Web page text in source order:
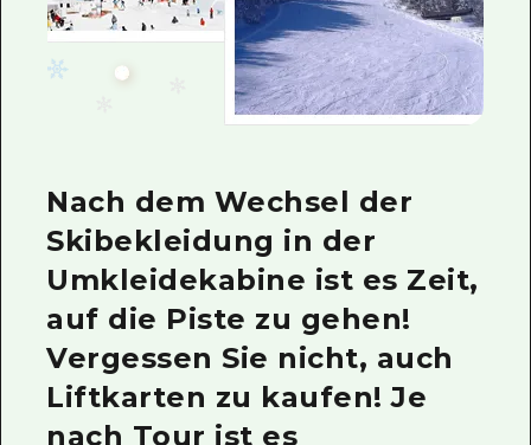
Nach dem Wechsel der
Skibekleidung in der
Umkleidekabine ist es Zeit,
auf die Piste zu gehen!
Vergessen Sie nicht, auch
Liftkarten zu kaufen! Je
nach Tour ist es